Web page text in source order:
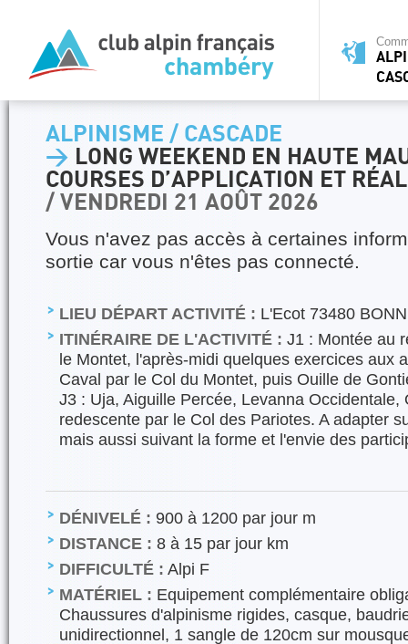
ALPINISME / CASCADE
> LONG WEEKEND EN HAUTE
COURSES D’APPLICATION ET
/ VENDREDI 21 AOÛT 2026
Vous n'avez pas accès à certaines
sortie car vous n'êtes pas connecté.
LIEU DÉPART ACTIVITÉ : L'Ecot 73480
ITINÉRAIRE DE L'ACTIVITÉ : J1 : Montée au
le Montet, l'après-midi quelques exercices aux
Caval par le Col du Montet, puis Ouille de
J3 : Uja, Aiguille Percée, Levanna Occidentale,
redescente par le Col des Pariotes. A adapter
mais aussi suivant la forme et l'envie des
DÉNIVELÉ : 900 à 1200 par jour m
DISTANCE : 8 à 15 par jour km
DIFFICULTÉ : Alpi F
MATÉRIEL : Equipement complémentaire
Chaussures d'alpinisme rigides, casque,
unidirectionnel, 1 sangle de 120cm sur